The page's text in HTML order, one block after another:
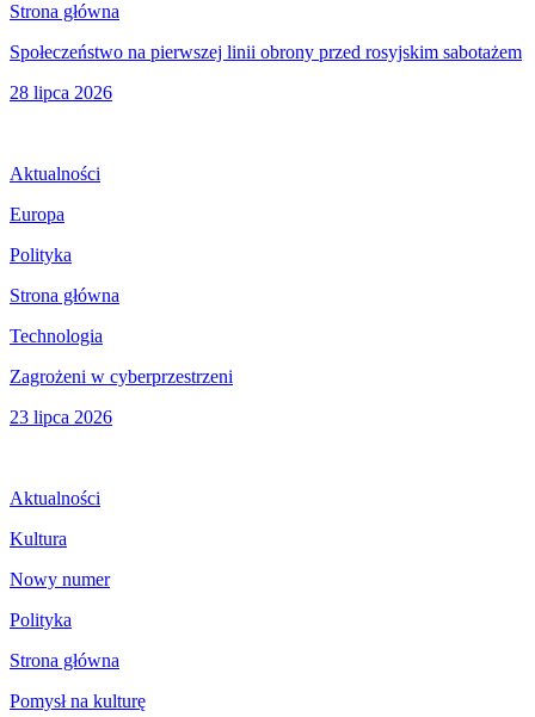
Strona główna
Społeczeństwo na pierwszej linii obrony przed rosyjskim sabotażem
28 lipca 2026
Aktualności
Europa
Polityka
Strona główna
Technologia
Zagrożeni w cyberprzestrzeni
23 lipca 2026
Aktualności
Kultura
Nowy numer
Polityka
Strona główna
Pomysł na kulturę